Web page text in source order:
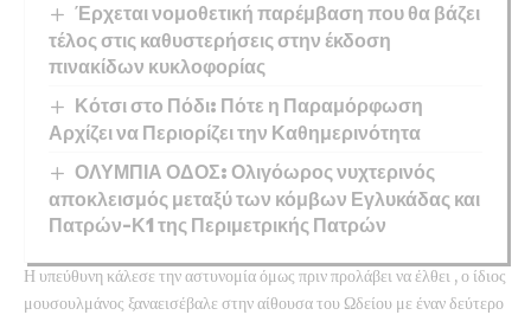
Έρχεται νομοθετική παρέμβαση που θα βάζει
τέλος στις καθυστερήσεις στην έκδοση
πινακίδων κυκλοφορίας
Κότσι στο Πόδι: Πότε η Παραμόρφωση
Αρχίζει να Περιορίζει την Καθημερινότητα
ΟΛΥΜΠΙΑ ΟΔΟΣ: Ολιγόωρος νυχτερινός
αποκλεισμός μεταξύ των κόμβων Εγλυκάδας και
Πατρών-Κ1 της Περιμετρικής Πατρών
Η υπεύθυνη κάλεσε την αστυνομία όμως πριν προλάβει να έλθει , ο ίδιος
μουσουλμάνος ξαναεισέβαλε στην αίθουσα του Ωδείου με έναν δεύτερο